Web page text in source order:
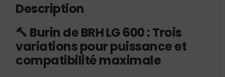
Description
🔨 Burin de BRH LG 600 : Trois
variations pour puissance et
compatibilité maximale